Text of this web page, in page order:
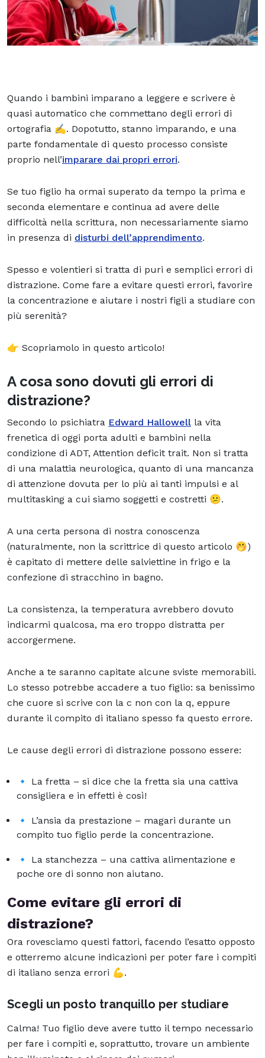
Quando i bambini imparano a leggere e scrivere è
quasi automatico che commettano degli errori di
ortografia ✍️. Dopotutto, stanno imparando, e una
parte fondamentale di questo processo consiste
proprio nell’imparare dai propri errori.
Se tuo figlio ha ormai superato da tempo la prima e
seconda elementare e continua ad avere delle
difficoltà nella scrittura, non necessariamente siamo
in presenza di disturbi dell’apprendimento.
Spesso e volentieri si tratta di puri e semplici errori di
distrazione. Come fare a evitare questi errori, favorire
la concentrazione e aiutare i nostri figli a studiare con
più serenità?
👉 Scopriamolo in questo articolo!
A cosa sono dovuti gli errori di
distrazione?
Secondo lo psichiatra Edward Hallowell la vita
frenetica di oggi porta adulti e bambini nella
condizione di ADT, Attention deficit trait. Non si tratta
di una malattia neurologica, quanto di una mancanza
di attenzione dovuta per lo più ai tanti impulsi e al
multitasking a cui siamo soggetti e costretti 😕.
A una certa persona di nostra conoscenza
(naturalmente, non la scrittrice di questo articolo 🤭)
è capitato di mettere delle salviettine in frigo e la
confezione di stracchino in bagno.
La consistenza, la temperatura avrebbero dovuto
indicarmi qualcosa, ma ero troppo distratta per
accorgermene.
Anche a te saranno capitate alcune sviste memorabili.
Lo stesso potrebbe accadere a tuo figlio: sa benissimo
che cuore si scrive con la c non con la q, eppure
durante il compito di italiano spesso fa questo errore.
Le cause degli errori di distrazione possono essere:
🔹 La fretta – si dice che la fretta sia una cattiva
consigliera e in effetti è così!
🔹 L’ansia da prestazione – magari durante un
compito tuo figlio perde la concentrazione.
🔹 La stanchezza – una cattiva alimentazione e
poche ore di sonno non aiutano.
Come evitare gli errori di
distrazione?
Ora rovesciamo questi fattori, facendo l’esatto opposto
e otterremo alcune indicazioni per poter fare i compiti
di italiano senza errori 💪.
Scegli un posto tranquillo per studiare
Calma! Tuo figlio deve avere tutto il tempo necessario
per fare i compiti e, soprattutto, trovare un ambiente